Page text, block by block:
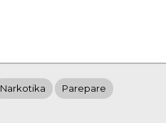
Narkotika Parepare